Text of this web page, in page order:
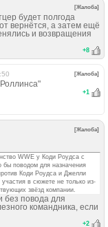
[Жалоба]
будет полгода
вернётся, а затем ещё
и возвращения
+8
[Жалоба]
+1
[Жалоба]
WWE у Коди Роудса с
поводом для назначения
Коди Роудса и Джелли
в сюжете не только из-
звёзд компании.
повода для
командника, если
+2